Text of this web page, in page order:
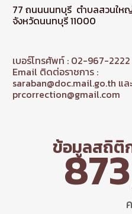
77 ถนนนนทบุรี ตำบลสวนให
จังหวัดนนทบุรี 11000
เบอร์โทรศัพท์ : 02-967-2222
Email ติดต่อราชการ :
saraban@doc.mail.go.th แล
prcorrection@gmail.com
ข้อมูลสถิติ